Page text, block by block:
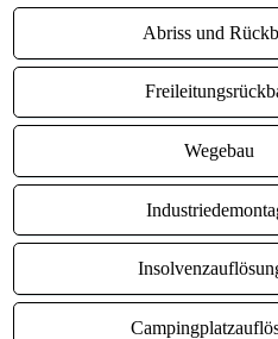
Abriss und
Wegebau